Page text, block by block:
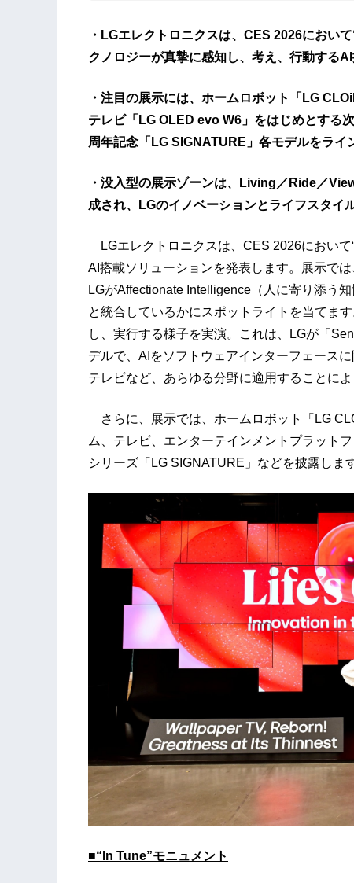
・LGエレクトロニクスは、CES 2026にお
クノロジーが真摯に感知し、考え、行動するAI
・注目の展示には、ホームロボット「LG
テレビ「LG OLED evo W6」をはじめとする
周年記念「LG SIGNATURE」各モデルをライ
・没入型の展示ゾーンは、Living／Ride／
成され、LGのイノベーションとライフスタイ
LGエレクトロニクスは、CES 2026において
AI搭載ソリューションを発表します。展示で
LGがAffectionate Intelligence（人に寄り添う
と統合しているかにスポットライトを当てま
し、実行する様子を実演。これは、LGが「
デルで、AIをソフトウェアインターフェース
テレビなど、あらゆる分野に適用することに
さらに、展示では、ホームロボット「LG
ム、テレビ、エンターテインメントプラット
シリーズ「LG SIGNATURE」などを披露します
■“In Tune”モニュメント